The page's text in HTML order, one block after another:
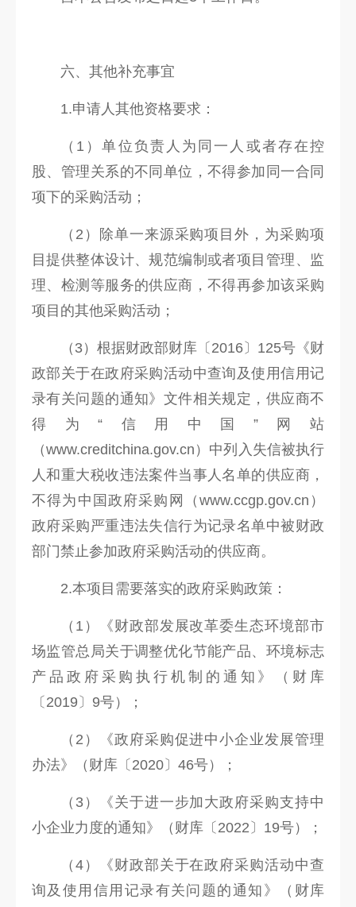
六、其他补充事宜
1.申请人其他资格要求：
（1）单位负责人为同一人或者存在控
股、管理关系的不同单位，不得参加同一合同
项下的采购活动；
（2）除单一来源采购项目外，为采购项
目提供整体设计、规范编制或者项目管理、监
理、检测等服务的供应商，不得再参加该采购
项目的其他采购活动；
（3）根据财政部财库〔2016〕125号《财
政部关于在政府采购活动中查询及使用信用记
录有关问题的通知》文件相关规定，供应商不
得为“信用中国”网站
（www.creditchina.gov.cn）中列入失信被执行
人和重大税收违法案件当事人名单的供应商，
不得为中国政府采购网（www.ccgp.gov.cn）
政府采购严重违法失信行为记录名单中被财政
部门禁止参加政府采购活动的供应商。
2.本项目需要落实的政府采购政策：
（1）《财政部发展改革委生态环境部市
场监管总局关于调整优化节能产品、环境标志
产品政府采购执行机制的通知》（财库
〔2019〕9号）；
（2）《政府采购促进中小企业发展管理
办法》（财库〔2020〕46号）；
（3）《关于进一步加大政府采购支持中
小企业力度的通知》（财库〔2022〕19号）；
（4）《财政部关于在政府采购活动中查
询及使用信用记录有关问题的通知》（财库